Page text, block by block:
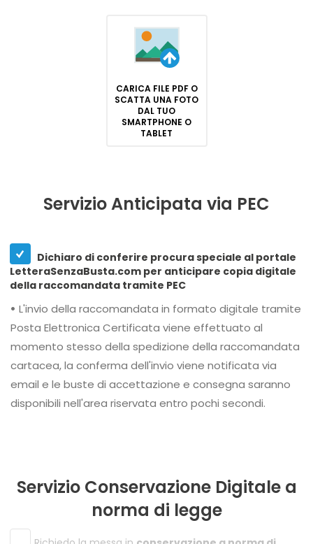
CARICA FILE PDF O
SCATTA UNA FOTO
DAL TUO
SMARTPHONE O
TABLET
Servizio Anticipata via PEC
Dichiaro di conferire procura speciale al portale
LetteraSenzaBusta.com per anticipare copia digitale
della raccomandata tramite PEC
• L'invio della raccomandata in formato digitale tramite
Posta Elettronica Certificata viene effettuato al
momento stesso della spedizione della raccomandata
cartacea, la conferma dell'invio viene notificata via
email e le buste di accettazione e consegna saranno
disponibili nell'area riservata entro pochi secondi.
Servizio Conservazione Digitale a
norma di legge